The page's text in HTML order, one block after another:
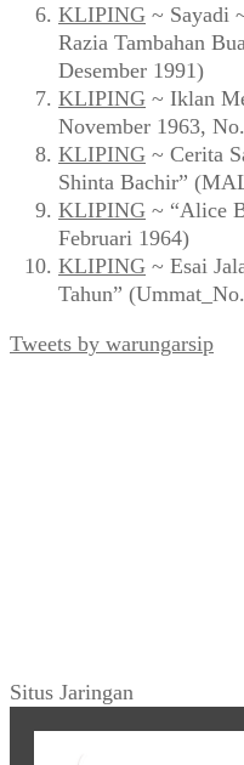
KLIPING ~ Sayadi
Razia Tambahan
Desember 1991)
KLIPING ~ Iklan
November 1963,
KLIPING ~ Cerita
Shinta Bachir”
KLIPING ~ “Alice
Februari 1964)
KLIPING ~ Esai
Tahun”
Tweets by warungarsip
Situs Jaringan